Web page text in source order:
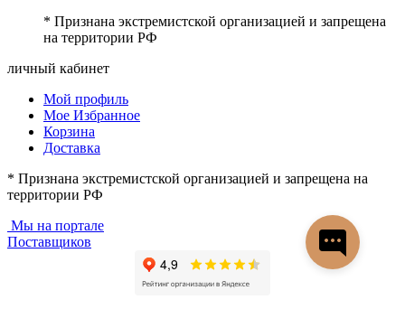
* Признана экстремистской организацией и запрещена
на территории РФ
личный кабинет
Мой профиль
Мое Избранное
Корзина
Доставка
* Признана экстремистской организацией и запрещена на
территории РФ
Мы на портале
Поставщиков